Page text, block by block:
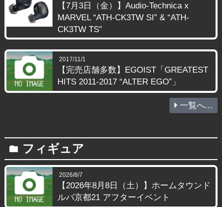
【7月3日（金）】Audio-Technica x
MARVEL “ATH-CK3TW SI” & “ATH-
CK3TW TS”
2017/11/1
【完売店舗多数】EGOIST「GREATEST
HITS 2011-2017 “ALTER EGO”」
一覧へ...
folder フィギュア
2026/8/7
【2026年8月8日（土）】ホームタウンド
ルパ京都21 アフターイベント